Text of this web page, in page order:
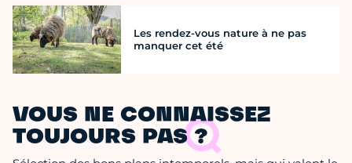
Les rendez-vous nature à ne pas
manquer cet été
VOUS NE CONNAISSEZ
TOUJOURS PAS ?